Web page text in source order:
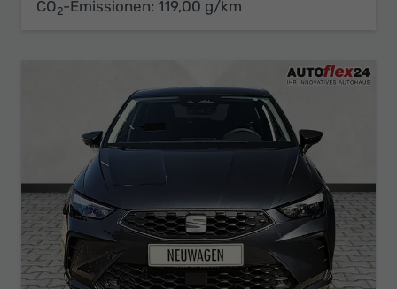
CO2-Emissionen: 119,00 g/km